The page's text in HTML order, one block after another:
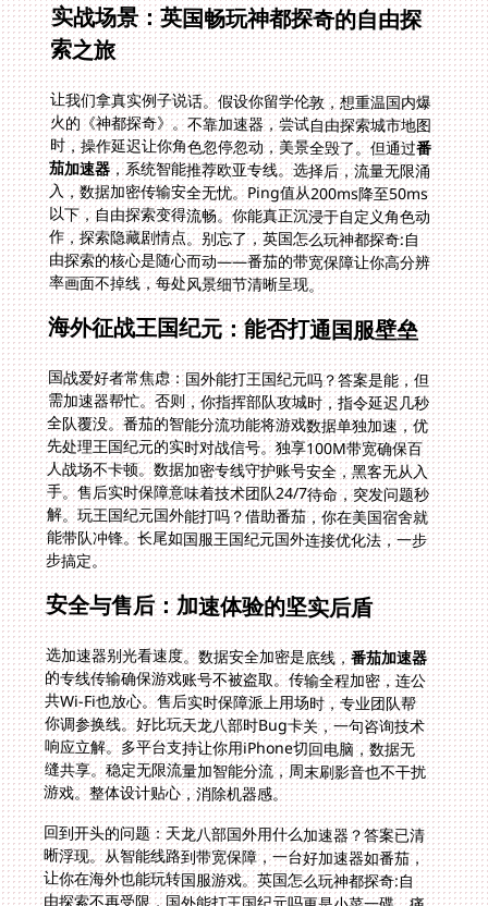
实战场景：英国畅玩神都探奇的自由探
索之旅
让我们拿真实例子说话。假设你留学伦敦，想重温国内爆
火的《神都探奇》。不靠加速器，尝试自由探索城市地图
时，操作延迟让你角色忽停忽动，美景全毁了。但通过番
茄加速器，系统智能推荐欧亚专线。选择后，流量无限涌
入，数据加密传输安全无忧。Ping值从200ms降至50ms
以下，自由探索变得流畅。你能真正沉浸于自定义角色动
作，探索隐藏剧情点。别忘了，英国怎么玩神都探奇:自
由探索的核心是随心而动——番茄的带宽保障让你高分辨
率画面不掉线，每处风景细节清晰呈现。
海外征战王国纪元：能否打通国服壁垒
国战爱好者常焦虑：国外能打王国纪元吗？答案是能，但
需加速器帮忙。否则，你指挥部队攻城时，指令延迟几秒
全队覆没。番茄的智能分流功能将游戏数据单独加速，优
先处理王国纪元的实时对战信号。独享100M带宽确保百
人战场不卡顿。数据加密专线守护账号安全，黑客无从入
手。售后实时保障意味着技术团队24/7待命，突发问题秒
解。玩王国纪元国外能打吗？借助番茄，你在美国宿舍就
能带队冲锋。长尾如国服王国纪元国外连接优化法，一步
步搞定。
安全与售后：加速体验的坚实后盾
选加速器别光看速度。数据安全加密是底线，番茄加速器
的专线传输确保游戏账号不被盗取。传输全程加密，连公
共Wi-Fi也放心。售后实时保障派上用场时，专业团队帮
你调参换线。好比玩天龙八部时Bug卡关，一句咨询技术
响应立解。多平台支持让你用iPhone切回电脑，数据无
缝共享。稳定无限流量加智能分流，周末刷影音也不干扰
游戏。整体设计贴心，消除机器感。
回到开头的问题：天龙八部国外用什么加速器？答案已清
晰浮现。从智能线路到带宽保障，一台好加速器如番茄，
让你在海外也能玩转国服游戏。英国怎么玩神都探奇:自
由探索不再受限，国外能打王国纪元吗更是小菜一碟。痛
点在距离，解决方案在技术。拥抱加速器，你的游戏时光
将重返流畅。行动吧，别让网络阻断英雄梦。下次登录，